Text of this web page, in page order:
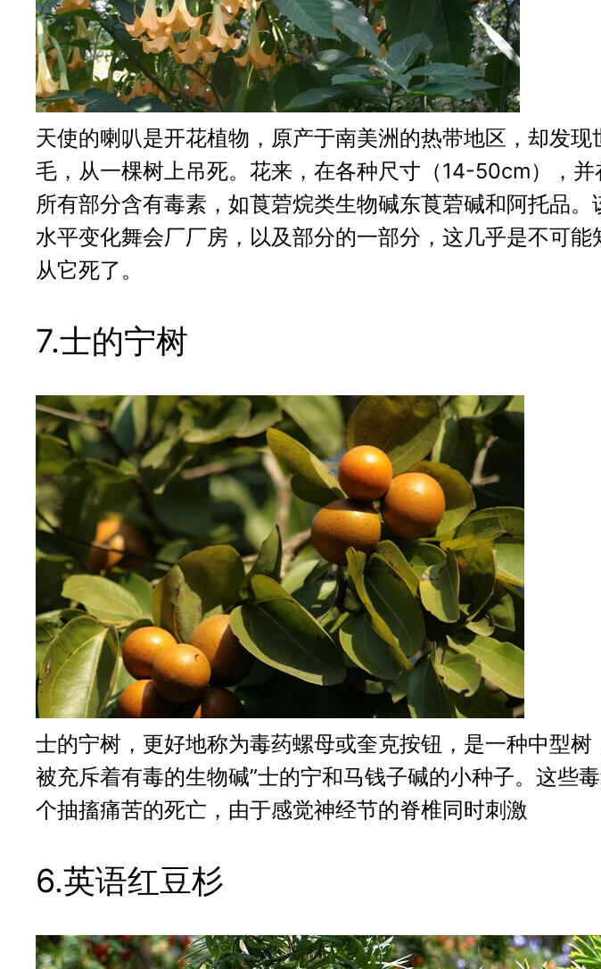
天使的喇叭是开花植物，原产于南美洲的热带地区，却发
毛，从一棵树上吊死。花来，在各种尺寸（14-50cm），
所有部分含有毒素，如莨菪烷类生物碱东莨菪碱和阿托品
水平变化舞会厂厂房，以及部分的一部分，这几乎是不可
从它死了。
7.士的宁树
士的宁树，更好地称为毒药螺母或奎克按钮，是一种中型
被充斥着有毒的生物碱”士的宁和马钱子碱的小种子。这些
个抽搐痛苦的死亡，由于感觉神经节的脊椎同时刺激
6.英语红豆杉